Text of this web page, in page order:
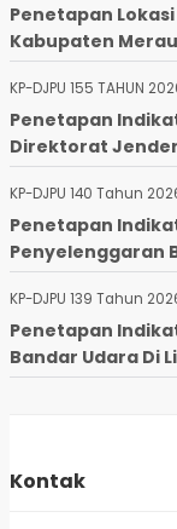
Penetapan
Kabupaten
KP-DJPU 155 TAHUN
Penetapan
Direktorat
KP-DJPU 140 Tahun
Penetapan
Penyelenggaran
KP-DJPU 139 Tahun
Penetapan
Bandar Udara Di
Kontak